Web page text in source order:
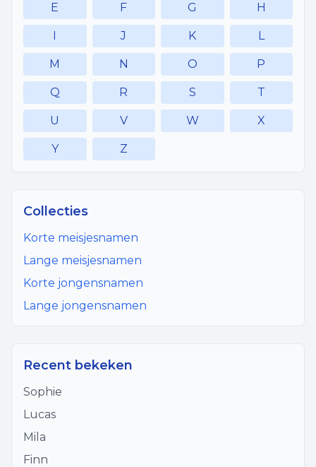
E F G H
I J K L
M N O P
Q R S T
U V W X
Y Z
Collecties
Korte meisjesnamen
Lange meisjesnamen
Korte jongensnamen
Lange jongensnamen
Recent bekeken
Sophie
Lucas
Mila
Finn